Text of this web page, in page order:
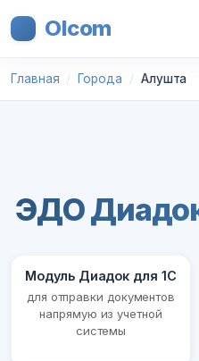
Olcom
Главная Города Алушта
ЭДО
Модуль Диадок для 1С
для отправки документов
напрямую из учетной
системы